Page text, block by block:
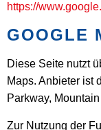
https://
GOOGLE
Diese Seite nutzt
Maps. Anbieter ist
Parkway,
Zur Nutzung der